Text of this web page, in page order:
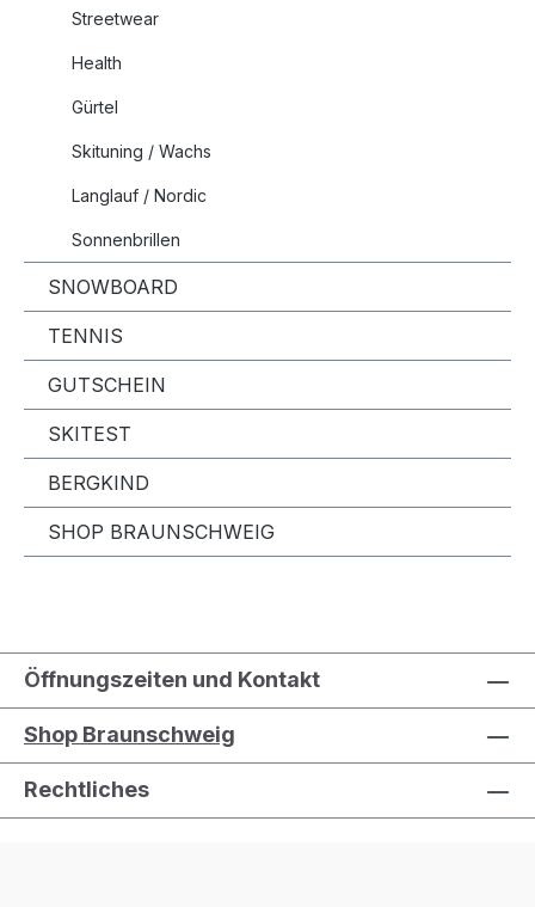
Streetwear
Health
Gürtel
Skituning / Wachs
Langlauf / Nordic
Sonnenbrillen
SNOWBOARD
TENNIS
GUTSCHEIN
SKITEST
BERGKIND
SHOP BRAUNSCHWEIG
Öffnungszeiten und Kontakt
Shop Braunschweig
Rechtliches